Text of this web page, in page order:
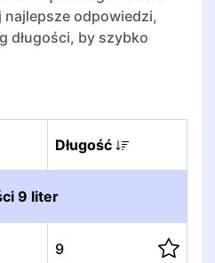
najlepsze odpowiedzi,
długości, by szybko
Długość
9 liter
9